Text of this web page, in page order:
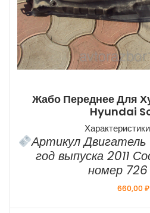
Жабо Переднее Для
Hyundai
Артикул
год выпуска 2011
номер
660,00₽